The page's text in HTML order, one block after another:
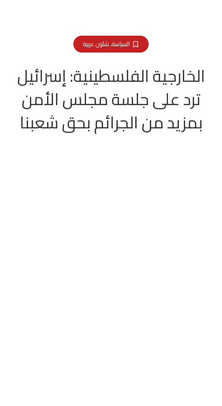
السياسة,شئون عربية
الخارجية الفلسطينية: إسرائيل
ترد على جلسة مجلس الأمن
بمزيد من الجرائم بحق شعبنا